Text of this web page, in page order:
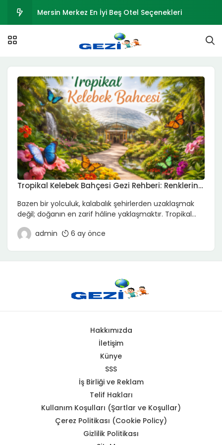
Mersin Merkez En İyi Beş Otel Seçenekleri
Mersin Gezilecek Yerler | Kızkalesi
Seyahat Sağlık Sigortası Nedir? Teminatlar
Kahramanmaraş Tarihi ve Gezilecek Yerler
Tropikal Kelebek Bahçesi Gezi Rehberi: Renklerin
Bazen bir yolculuk, kalabalık şehirlerden uzaklaşmak
değil; doğanın en zarif hâline yaklaşmaktır. Tropikal
İçeri adım attığınız anda sizi karşılayan nemli tropikal
Günlük hayatın koşturmacasından kısa bir […]
admin 6 ay önce
Hakkımızda
İletişim
Künye
SSS
İş Birliği ve Reklam
Telif Hakları
Kullanım Koşulları (Şartlar ve Koşullar)
Çerez Politikası (Cookie Policy)
Gizlilik Politikası